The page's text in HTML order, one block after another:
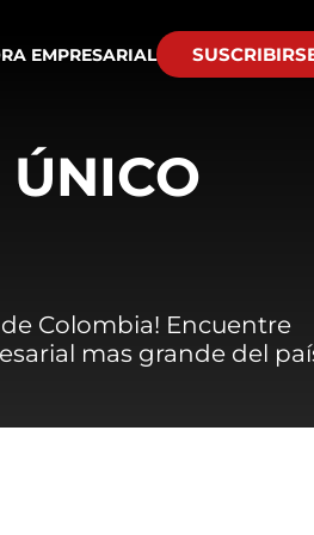
EMPRESARIAL
ÚNICO
Colombia! Encuentre
mas grande del